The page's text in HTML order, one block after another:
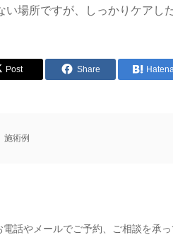
い場所ですが、しっかりケアし
Post Share
施術例
電話やメールでご予約、ご相談を承っ